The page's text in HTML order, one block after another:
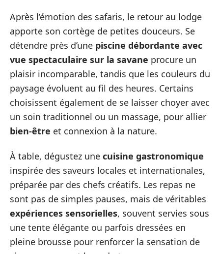
Après l’émotion des safaris, le retour au lodge
apporte son cortège de petites douceurs. Se
détendre près d’une piscine débordante avec
vue spectaculaire sur la savane procure un
plaisir incomparable, tandis que les couleurs du
paysage évoluent au fil des heures. Certains
choisissent également de se laisser choyer avec
un soin traditionnel ou un massage, pour allier
bien-être et connexion à la nature.
À table, dégustez une cuisine gastronomique
inspirée des saveurs locales et internationales,
préparée par des chefs créatifs. Les repas ne
sont pas de simples pauses, mais de véritables
expériences sensorielles, souvent servies sous
une tente élégante ou parfois dressées en
pleine brousse pour renforcer la sensation de